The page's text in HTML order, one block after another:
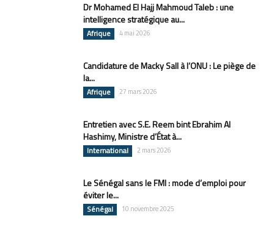
Dr Mohamed El Hajj Mahmoud Taleb : une
intelligence stratégique au...
Afrique 4 mai 2026
Candidature de Macky Sall à l’ONU : Le piège de
la...
Afrique 27 mars 2026
Entretien avec S.E. Reem bint Ebrahim Al
Hashimy, Ministre d’État à...
International 2 mars 2026
Le Sénégal sans le FMI : mode d’emploi pour
éviter le...
Sénégal 10 novembre 2025